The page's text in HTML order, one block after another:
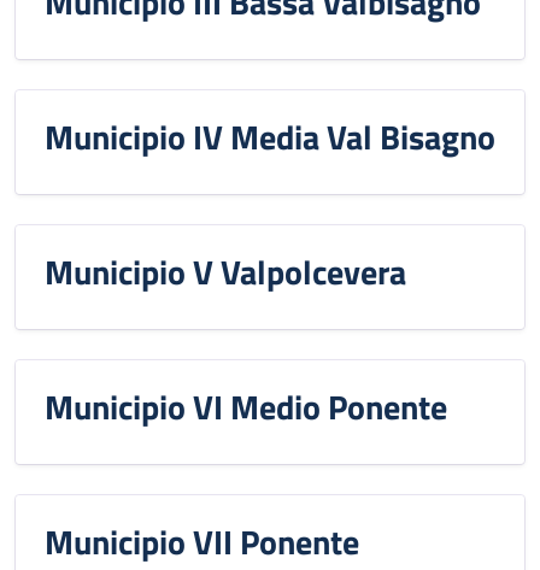
Municipio IV Media Val Bisagno
Municipio V Valpolcevera
Municipio VI Medio Ponente
Municipio VII Ponente